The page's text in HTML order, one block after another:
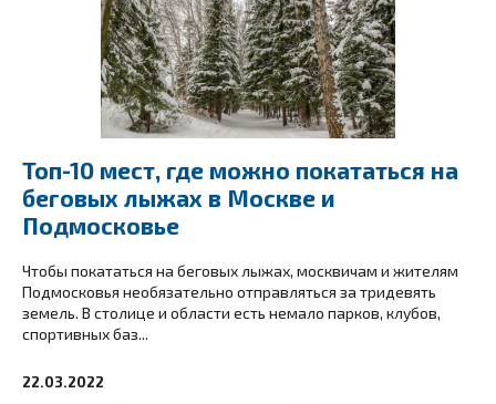
Топ-10 мест, где можно покататься на
беговых лыжах в Москве и
Подмосковье
Чтобы покататься на беговых лыжах, москвичам и жителям
Подмосковья необязательно отправляться за тридевять
земель. В столице и области есть немало парков, клубов,
спортивных баз...
22.03.2022